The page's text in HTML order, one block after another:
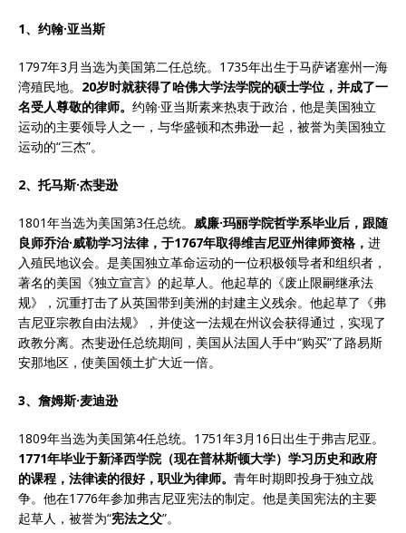
1、约翰·亚当斯
1797年3月当选为美国第二任总统。1735年出生于马萨诸塞州一海
湾殖民地。 20岁时就获得了哈佛大学法学院的硕士学位，并成了一
名受人尊敬的律师。 约翰·亚当斯素来热衷于政治，他是美国独立
运动的主要领导人之一，与华盛顿和杰弗逊一起，被誉为美国独立
运动的“三杰”。
2、托马斯·杰斐逊
1801年当选为美国第3任总统。 威廉·玛丽学院哲学系毕业后，跟随
良师乔治·威勒学习法律，于1767年取得维吉尼亚州律师资格， 进
入殖民地议会。是美国独立革命运动的一位积极领导者和组织者，
著名的美国《独立宣言》的起草人。他起草的《废止限嗣继承法
规》，沉重打击了从英国带到美洲的封建主义残余。他起草了《弗
吉尼亚宗教自由法规》，并使这一法规在州议会获得通过，实现了
政教分离。杰斐逊任总统期间，美国从法国人手中“购买”了路易斯
安那地区，使美国领土扩大近一倍。
3、詹姆斯·麦迪逊
1809年当选为美国第4任总统。1751年3月16日出生于弗吉尼亚。
1771年毕业于新泽西学院（现在普林斯顿大学）学习历史和政府
的课程，法律读的很好，职业为律师。 青年时期即投身于独立战
争。他在1776年参加弗吉尼亚宪法的制定。他是美国宪法的主要
起草人，被誉为“宪法之父”。